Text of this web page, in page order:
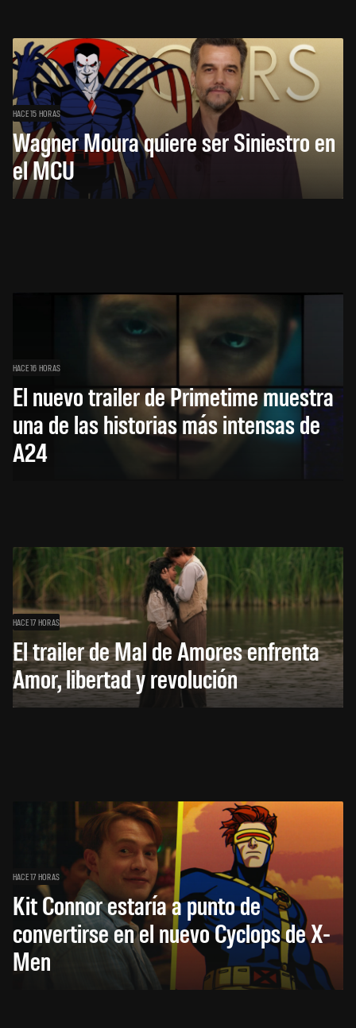
HACE 15 HORAS
Wagner Moura quiere ser Siniestro en
el MCU
HACE 16 HORAS
El nuevo trailer de Primetime muestra
una de las historias más intensas de
A24
HACE 17 HORAS
El trailer de Mal de Amores enfrenta
Amor, libertad y revolución
HACE 17 HORAS
Kit Connor estaría a punto de
convertirse en el nuevo Cyclops de X-
Men